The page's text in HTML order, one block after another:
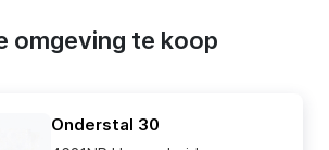
omgeving te koop
Onderstal 30